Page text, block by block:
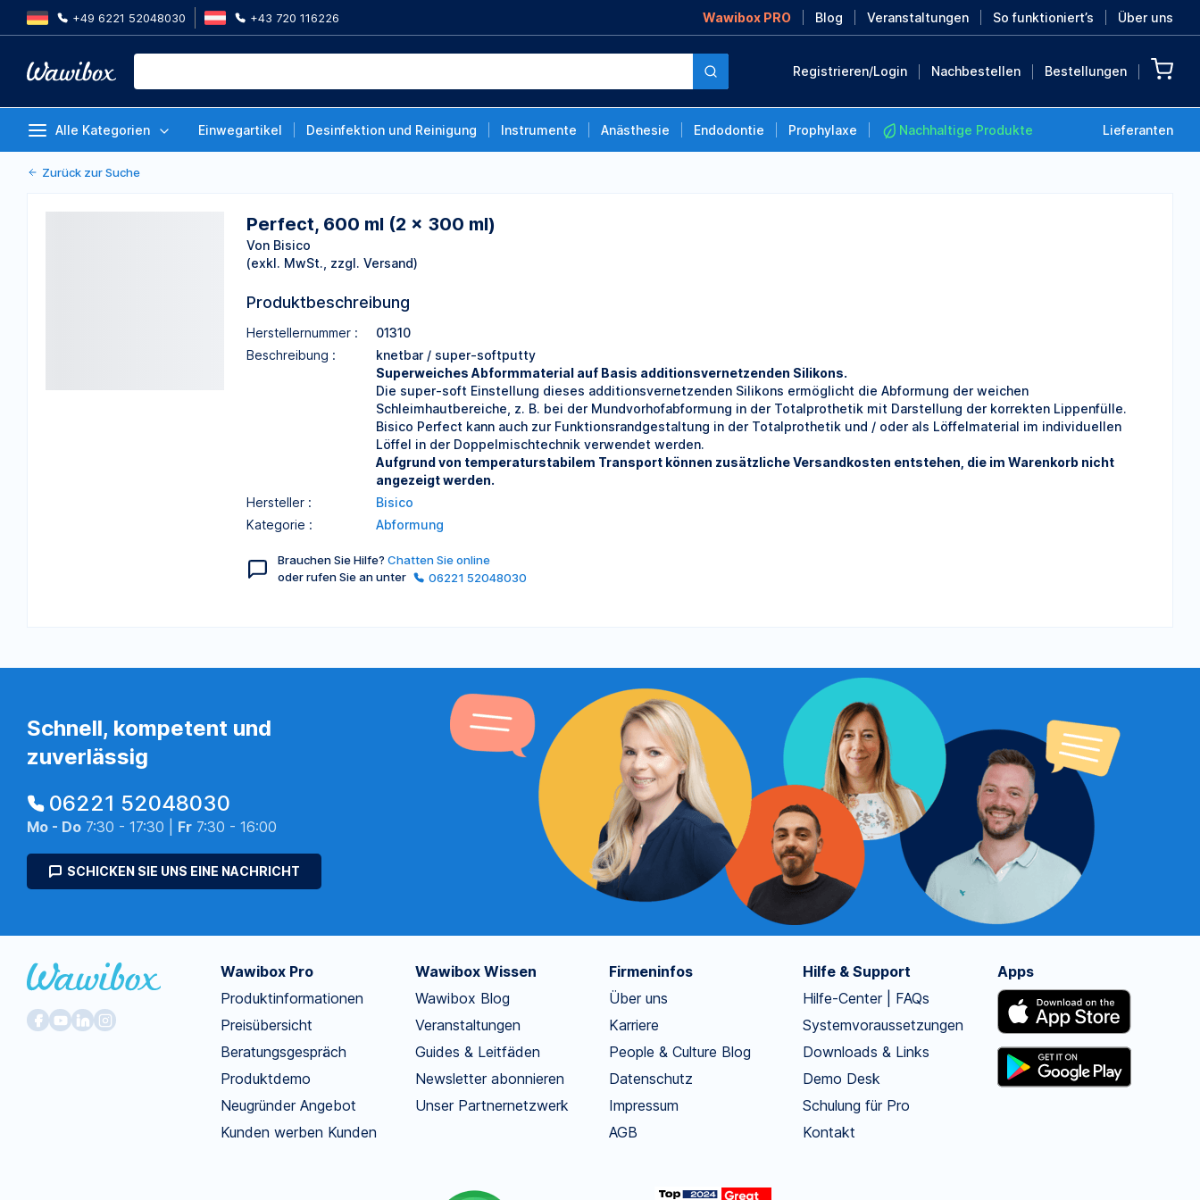
+49 6221 52048030 +43 720 116226 Wawibox PRO Blog Veranstaltungen So funktioniert’s Über uns
Registrieren/Login Nachbestellen Bestellungen
Alle Kategorien Einwegartikel Desinfektion und Reinigung Instrumente Anästhesie Endodontie Prophylaxe Nachhaltige Produkte Lieferanten
Von Bisico
Zurück zur Suche
Perfect, 600 ml (2 x 300 ml)
Von Bisico
(exkl. MwSt., zzgl. Versand)
Produktbeschreibung
Herstellernummer :
01310
Beschreibung :
knetbar / super-softputty
Superweiches Abformmaterial auf Basis additionsvernetzenden Silikons.
Die super-soft Einstellung dieses additionsvernetzenden Silikons ermöglicht die Abformung der weichen
Schleimhautbereiche, z. B. bei der Mundvorhofabformung in der Totalprothetik mit Darstellung der korrekten Lippenfülle.
Bisico Perfect kann auch zur Funktionsrandgestaltung in der Totalprothetik und / oder als Löffelmaterial im individuellen
Löffel in der Doppelmischtechnik verwendet werden.
Aufgrund von temperaturstabilem Transport können zusätzliche Versandkosten entstehen, die im Warenkorb nicht
angezeigt werden.
Hersteller :
Bisico
Kategorie :
Abformung
Brauchen Sie Hilfe? Chatten Sie online
oder rufen Sie an unter
06221 52048030
Schnell, kompetent und
zuverlässig
06221 52048030
Mo - Do 7:30 - 17:30 | Fr 7:30 - 16:00
SCHICKEN SIE UNS EINE NACHRICHT
Wawibox Pro
Produktinformationen
Preisübersicht
Beratungsgespräch
Produktdemo
Neugründer Angebot
Kunden werben Kunden
Wawibox Wissen
Wawibox Blog
Veranstaltungen
Guides & Leitfäden
Newsletter abonnieren
Unser Partnernetzwerk
Firmeninfos
Über uns
Karriere
People & Culture Blog
Datenschutz
Impressum
AGB
Hilfe & Support
Hilfe-Center | FAQs
Systemvoraussetzungen
Downloads & Links
Demo Desk
Schulung für Pro
Kontakt
Apps